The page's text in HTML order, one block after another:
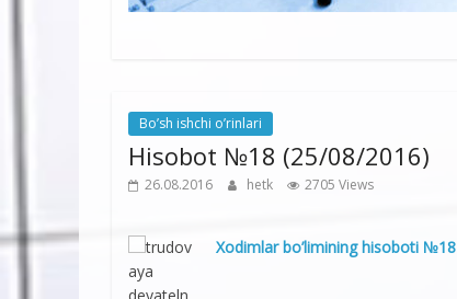
Bo’sh ishchi o’rinlari
Hisobot №18 (25/08/2016)
26.08.2016 hetk 2705 Views
Xodimlar bo’limining hisoboti №18